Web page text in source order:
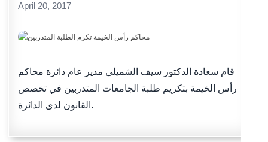
April 20, 2017
قام سعادة الدكتور سيف الشميلي مدير عام دائرة محاكم
رأس الخيمة بتكريم طلبة الجامعات المتدربين في تخصص
القانون لدى الدائرة.